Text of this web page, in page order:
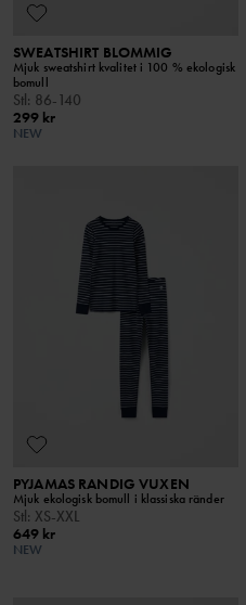
SWEATSHIRT BLOMMIG
Mjuk sweatshirt kvalitet i 100 % ekologisk
bomull
Stl: 86-140
299 kr
NEW
PYJAMAS RANDIG VUXEN
Mjuk ekologisk bomull i klassiska ränder
Stl: XS-XXL
649 kr
NEW